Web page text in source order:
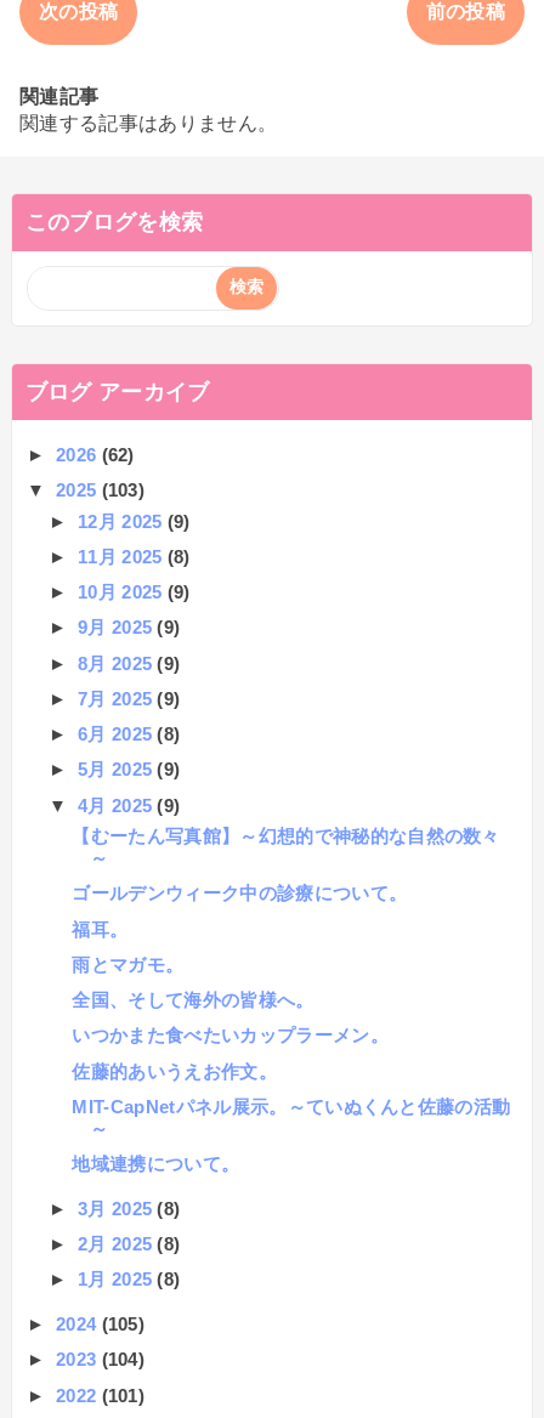
次の投稿 前の投稿
関連記事
関連する記事はありません。
このブログを検索
ブログ アーカイブ
► 2026 (62)
▼ 2025 (103)
► 12月 2025 (9)
► 11月 2025 (8)
► 10月 2025 (9)
► 9月 2025(9)
► 8月 2025(9)
► 7月 2025(9)
► 6月 2025(8)
► 5月 2025(9)
▼ 4月 2025(9)
【むーたん写真館】～幻想的で神秘的な自然の数々
～
ゴールデンウィーク中の診療について。
福耳。
雨とマガモ。
全国、そして海外の皆様へ。
いつかまた食べたいカップラーメン。
佐藤的あいうえお作文。
MIT-CapNetパネル展示。～ていぬくんと佐藤の活動
～
地域連携について。
► 3月 2025(8)
► 2月 2025(8)
► 1月 2025(8)
► 2024 (105)
► 2023 (104)
► 2022 (101)